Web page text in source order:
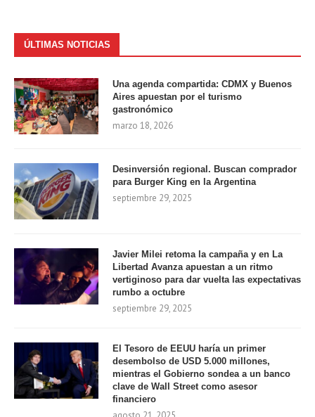
ÚLTIMAS NOTICIAS
Una agenda compartida: CDMX y Buenos
Aires apuestan por el turismo
gastronómico
marzo 18, 2026
Desinversión regional. Buscan comprador
para Burger King en la Argentina
septiembre 29, 2025
Javier Milei retoma la campaña y en La
Libertad Avanza apuestan a un ritmo
vertiginoso para dar vuelta las expectativas
rumbo a octubre
septiembre 29, 2025
El Tesoro de EEUU haría un primer
desembolso de USD 5.000 millones,
mientras el Gobierno sondea a un banco
clave de Wall Street como asesor
financiero